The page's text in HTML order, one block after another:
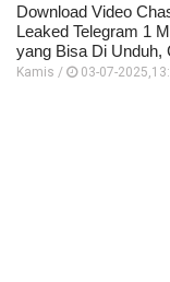
Download Video
Leaked Telegram 1
yang Bisa Di Unduh,
Kamis / 03-07-